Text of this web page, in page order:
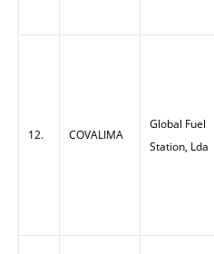
12. COVALIMA
Global Fuel
Station, Lda